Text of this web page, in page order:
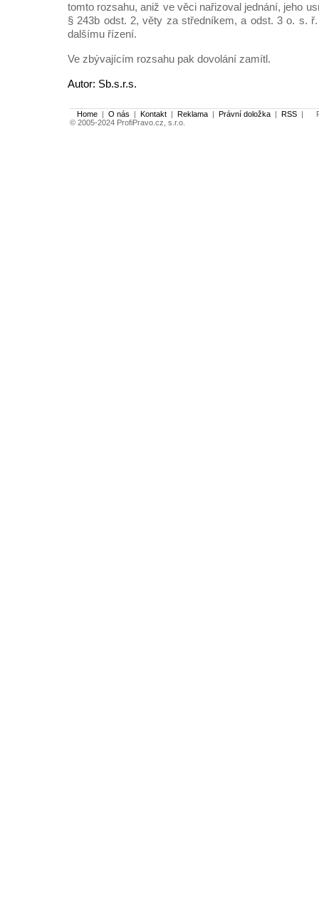
tomto rozsahu, aniž ve věci nařizoval jednání, jeho
§ 243b odst. 2, věty za středníkem, a odst. 3 o. s.
dalšímu řízení.
Ve zbývajícím rozsahu pak dovolání zamítl.
Autor: Sb.s.r.s.
Home | O nás | Kontakt | Reklama | Právní doložka | RSS |
© 2005-2024 ProfiPravo.cz, s.r.o.